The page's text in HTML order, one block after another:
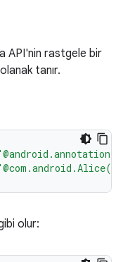
API'nin rastgele bir
tanır.
olur: